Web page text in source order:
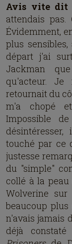
Avis vite dit
attendais pas.
Évidemment,
plus
départ j'ai
Jackman
qu'acteur.
retournait du
m'a chopé
Impossible
touché par ce
justesse
du "simple"
collé à la
Wolverine
beaucoup
n'avais jamais
déjà